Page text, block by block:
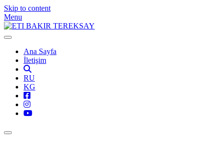
Skip to content
Menu
Ana Sayfa
İletişim
RU
KG